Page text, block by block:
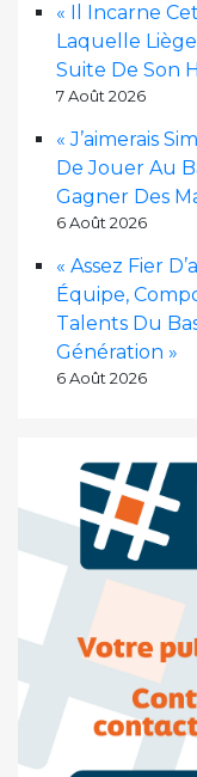
« Il Incarne
Laquelle
Suite De Son
7 Août 2026
« J’aimerais
De Jouer Au
Gagner Des
6 Août 2026
« Assez Fier
Équipe,
Talents Du
Génération »
6 Août 2026